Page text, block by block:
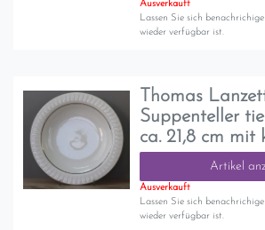
Ausverkauft
Lassen Sie sich
wieder verfügbar ist.
Thomas
Suppenteller
ca. 21,8 cm mit
Artikel
Ausverkauft
Lassen Sie sich
wieder verfügbar ist.